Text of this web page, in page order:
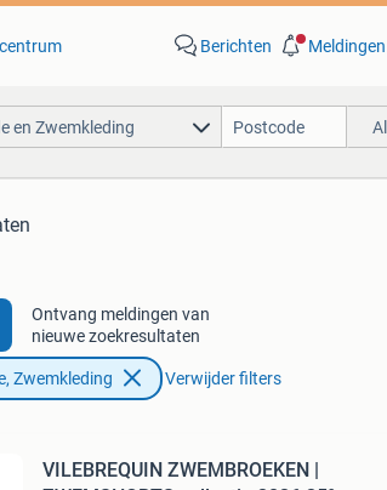
Berichten Meldingen
en Zwemkleding
Ontvang meldingen van
nieuwe zoekresultaten
Zwemkleding Verwijder filters
VILEBREQUIN ZWEMBROEKEN |